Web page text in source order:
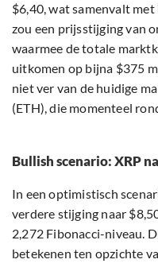
$6,40, wat samenvalt
zou een prijsstijging van
waarmee de totale
uitkomen op bijna $375
niet ver van de huidige
(ETH), die momenteel
Bullish scenario: XRP
In een optimistisch
verdere stijging naar
2,272 Fibonacci-niveau.
betekenen ten opzichte